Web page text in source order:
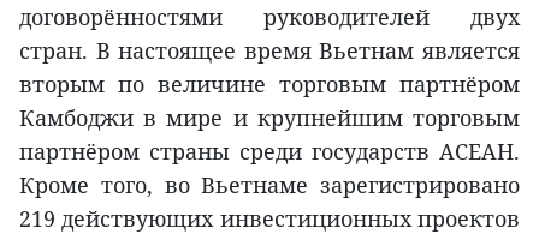
договорённостями руководителей двух
стран. В настоящее время Вьетнам является
вторым по величине торговым партнёром
Камбоджи в мире и крупнейшим торговым
партнёром страны среди государств АСЕАН.
Кроме того, во Вьетнаме зарегистрировано
219 действующих инвестиционных проектов